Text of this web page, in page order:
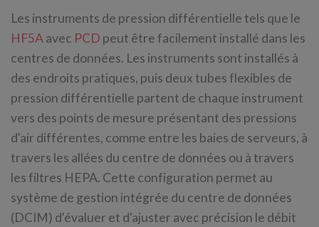
Les instruments de pression différentielle tels que le
HF5Aavec PCD peut être facilement installé dans les
centres de données. Les instruments sont installés à
des endroits pratiques, puis deux tubes flexibles de
pression différentielle partent de chaque instrument
vers des points de mesure présentant des pressions
d'air différentes, comme entre les baies de serveurs, à
travers les allées du centre de données ou à travers
les filtres HEPA. Cette configuration permet au
système de gestion intégrée du centre de données
(DCIM) d'évaluer et d'ajuster avec précision le débit